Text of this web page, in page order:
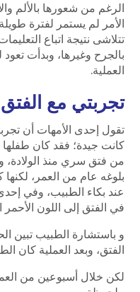
الرغم من شعورها بالألم
الأمر لم يستمر لفترة
تتلاشى نتيجة اتباع
بالجرح وغيرها، وبدأت
العملية.
تجربتي مع
تقول إحدى الأمهات أن
من فتق سري منذ الولادة،
بلوغه عام من العمر،
عند بكاء الطبيب، وفي
في الفتق إلى اللون الأحمر
و باستشارة الطبيب تبين
الفتق، وبعد العملية كان
لكن خلال أسبوعين من